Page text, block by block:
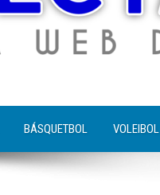
BÁSQUETBOL VOLEIBOL